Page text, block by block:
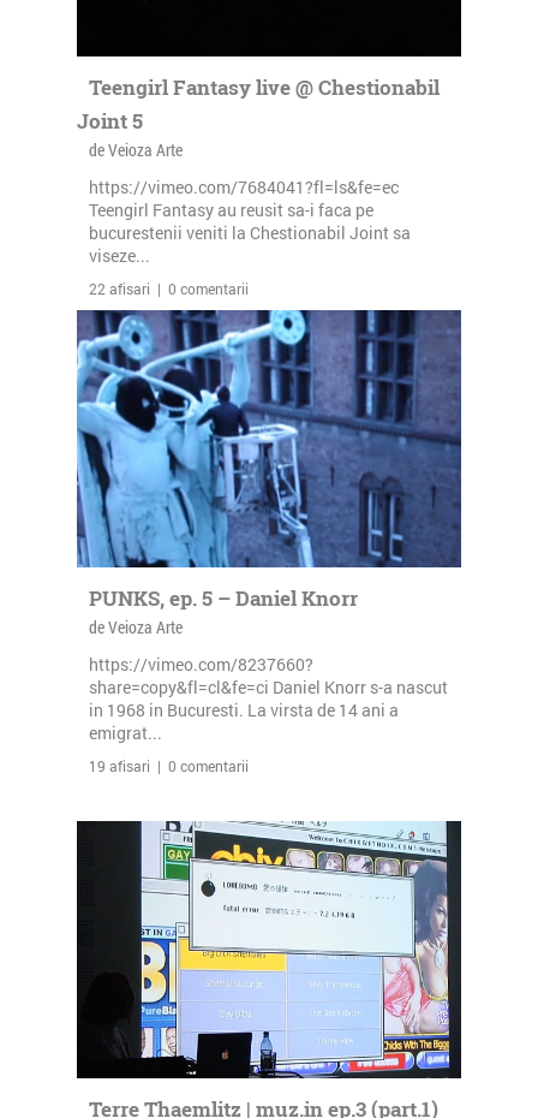
Teengirl Fantasy live @ Chestionabil
Joint 5
de Veioza Arte
https://vimeo.com/7684041?fl=ls&fe=ec
Teengirl Fantasy au reusit sa-i faca pe
bucurestenii veniti la Chestionabil Joint sa
viseze...
22 afisari | 0 comentarii
PUNKS, ep. 5 – Daniel Knorr
de Veioza Arte
https://vimeo.com/8237660?
share=copy&fl=cl&fe=ci Daniel Knorr s-a nascut
in 1968 in Bucuresti. La virsta de 14 ani a
emigrat...
19 afisari | 0 comentarii
Terre Thaemlitz | muz.in ep.3 (part.1)